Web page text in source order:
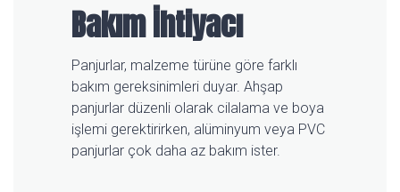
Bakım İhtiyacı
Panjurlar, malzeme türüne göre farklı
bakım gereksinimleri duyar. Ahşap
panjurlar düzenli olarak cilalama ve boya
işlemi gerektirirken, alüminyum veya PVC
panjurlar çok daha az bakım ister.